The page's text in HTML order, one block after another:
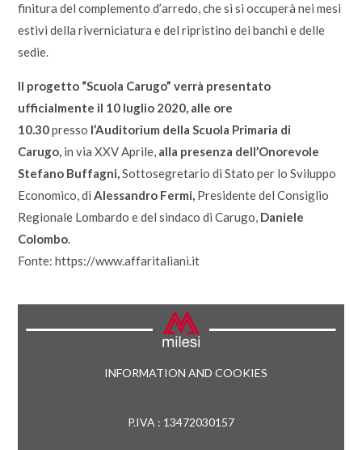
finitura del complemento d’arredo, che si si occuperà nei mesi
estivi della riverniciatura e del ripristino dei banchi e delle
sedie.
Il progetto “Scuola Carugo” verrà presentato
ufficialmente il 10 luglio 2020, alle ore
10.30presso l’Auditorium della Scuola Primaria di
Carugo, in via XXV Aprile, alla presenza dell’Onorevole
Stefano Buffagni,Sottosegretario di Stato per lo Sviluppo
Economico, di Alessandro Fermi, Presidente del Consiglio
Regionale Lombardo e del sindaco di Carugo, Daniele
Colombo.
Fonte: https://www.affaritaliani.it
INFORMATION AND COOKIES
P.IVA : 13472030157